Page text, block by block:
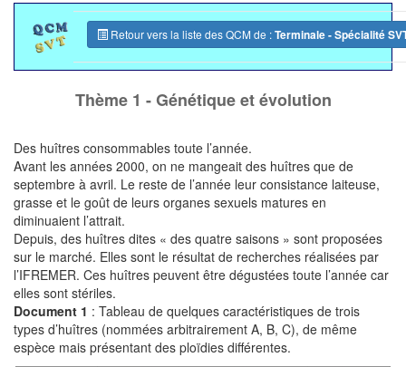
Retour vers la liste des QCM de :Terminale - Spécialité
Thème 1 - Génétique et évolution
Des huîtres consommables toute l’année.
Avant les années 2000, on ne mangeait des huîtres que de
septembre à avril. Le reste de l’année leur consistance laiteuse,
grasse et le goût de leurs organes sexuels matures en
diminuaient l’attrait.
Depuis, des huîtres dites « des quatre saisons » sont proposées
sur le marché. Elles sont le résultat de recherches réalisées par
l’IFREMER. Ces huîtres peuvent être dégustées toute l’année car
elles sont stériles.
Document 1 : Tableau de quelques caractéristiques de trois
types d’huîtres (nommées arbitrairement A, B, C), de même
espèce mais présentant des ploïdies différentes.